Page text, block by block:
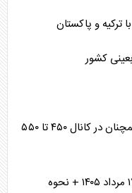
ترکیه و پاکستان
گزارش میدانی از بازار برنج؛ قیمت‌ها همچنان در کانال ۴۵۰ تا ۵۵۰
جدول قطعی برق استان قم فردا شنبه ۱۷ مرداد ۱۴۰۵ + نحوه